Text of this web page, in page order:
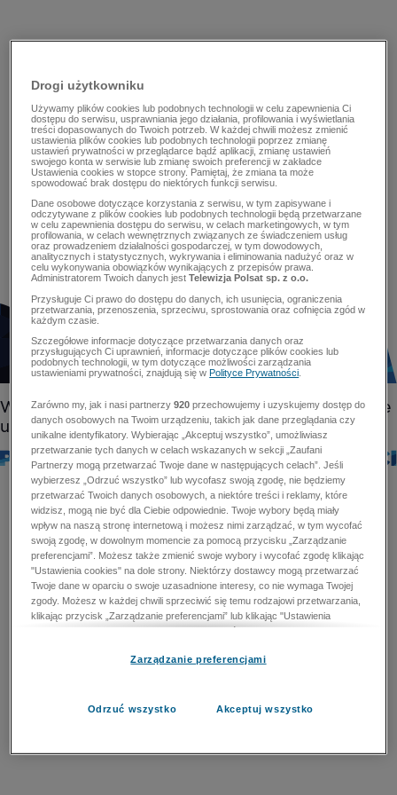
Drogi użytkowniku
Używamy plików cookies lub podobnych technologii w celu zapewnienia Ci
dostępu do serwisu, usprawniania jego działania, profilowania i wyświetlania
treści dopasowanych do Twoich potrzeb. W każdej chwili możesz zmienić
ustawienia plików cookies lub podobnych technologii poprzez zmianę
ustawień prywatności w przeglądarce bądź aplikacji, zmianę ustawień
swojego konta w serwisie lub zmianę swoich preferencji w zakładce
Ustawienia cookies w stopce strony. Pamiętaj, że zmiana ta może
spowodować brak dostępu do niektórych funkcji serwisu.
Dane osobowe dotyczące korzystania z serwisu, w tym zapisywane i
odczytywane z plików cookies lub podobnych technologii będą przetwarzane
w celu zapewnienia dostępu do serwisu, w celach marketingowych, w tym
profilowania, w celach wewnętrznych związanych ze świadczeniem usług
oraz prowadzeniem działalności gospodarczej, w tym dowodowych,
analitycznych i statystycznych, wykrywania i eliminowania nadużyć oraz w
celu wykonywania obowiązków wynikających z przepisów prawa.
Administratorem Twoich danych jestTelewizja Polsat sp. z o.o.
Przysługuje Ci prawo do dostępu do danych, ich usunięcia, ograniczenia
przetwarzania, przenoszenia, sprzeciwu, sprostowania oraz cofnięcia zgód w
każdym czasie.
Szczegółowe informacje dotyczące przetwarzania danych oraz
przysługujących Ci uprawnień, informacje dotyczące plików cookies lub
podobnych technologii, w tym dotyczące możliwości zarządzania
ustawieniami prywatności, znajdują się wPolityce Prywatności
Zarówno my, jak i nasi partnerzy920 przechowujemy i uzyskujemy dostęp do
danych osobowych na Twoim urządzeniu, takich jak dane przeglądania czy
unikalne identyfikatory. Wybierając „Akceptuj wszystko”, umożliwiasz
przetwarzanie tych danych w celach wskazanych w sekcji „Zaufani
Partnerzy mogą przetwarzać Twoje dane w następujących celach”. Jeśli
wybierzesz „Odrzuć wszystko” lub wycofasz swoją zgodę, nie będziemy
przetwarzać Twoich danych osobowych, a niektóre treści i reklamy, które
widzisz, mogą nie być dla Ciebie odpowiednie. Twoje wybory będą miały
wpływ na naszą stronę internetową i możesz nimi zarządzać, w tym wycofać
swoją zgodę, w dowolnym momencie za pomocą przycisku „Zarządzanie
preferencjami”. Możesz także zmienić swoje wybory i wycofać zgodę klikając
"Ustawienia cookies" na dole strony. Niektórzy dostawcy mogą przetwarzać
Twoje dane w oparciu o swoje uzasadnione interesy, co nie wymaga Twojej
zgody. Możesz w każdej chwili sprzeciwić się temu rodzajowi przetwarzania,
klikając przycisk „Zarządzanie preferencjami” lub klikając "Ustawienia
cookies" na dole strony. Nie możesz sprzeciwić się przetwarzaniu przez
zapobiegania oszustwom i naprawiania błędów, a w tym celu mogą zostać
przetwarzaniu danych osobowych w celu dostarczania i prezentacji reklam i
Zarządzanie preferencjami
Odrzuć wszystko Akceptuj wszystko